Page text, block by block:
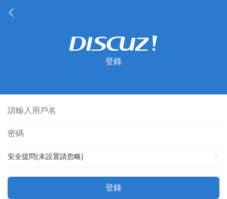
登錄
安全提問(未設置請忽略)
登錄